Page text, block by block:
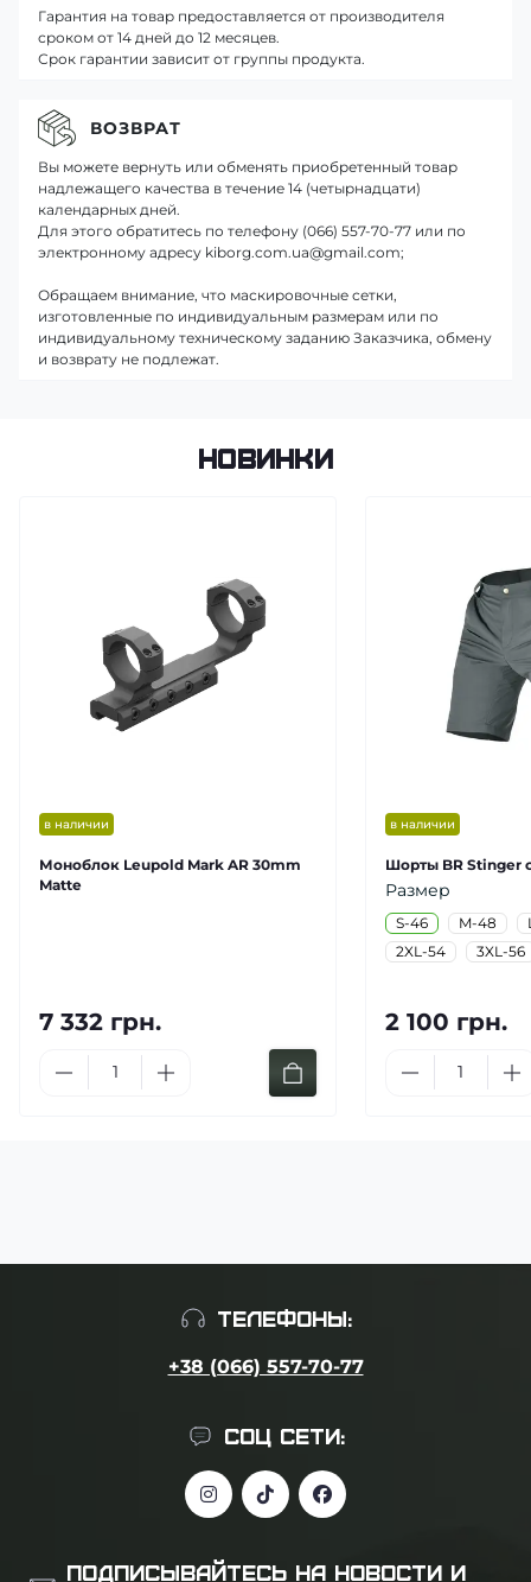
Гарантия на товар предоставляется от производителя
сроком от 14 дней до 12 месяцев.
Срок гарантии зависит от группы продукта.
ВОЗВРАТ
Вы можете вернуть или обменять приобретенный товар
надлежащего качества в течение 14 (четырнадцати)
календарных дней.
Для этого обратитесь по телефону (066) 557-70-77 или по
электронному адресу kiborg.com.ua@gmail.com;
Обращаем внимание, что маскировочные сетки,
изготовленные по индивидуальным размерам или по
индивидуальному техническому заданию Заказчика, обмену
и возврату не подлежат.
Новинки
в наличии
Моноблок Leupold Mark AR 30mm
Matte
7 332 грн.
в наличии
Шорты BR Stinger
Размер
S-46 M-48
2XL-54
3XL-56
2 100 грн.
ТЕЛЕФОНЫ:
+38 (066) 557-70-77
СОЦ СЕТИ:
ПОДПИСЫВАЙТЕСЬ НА НОВОСТИ И